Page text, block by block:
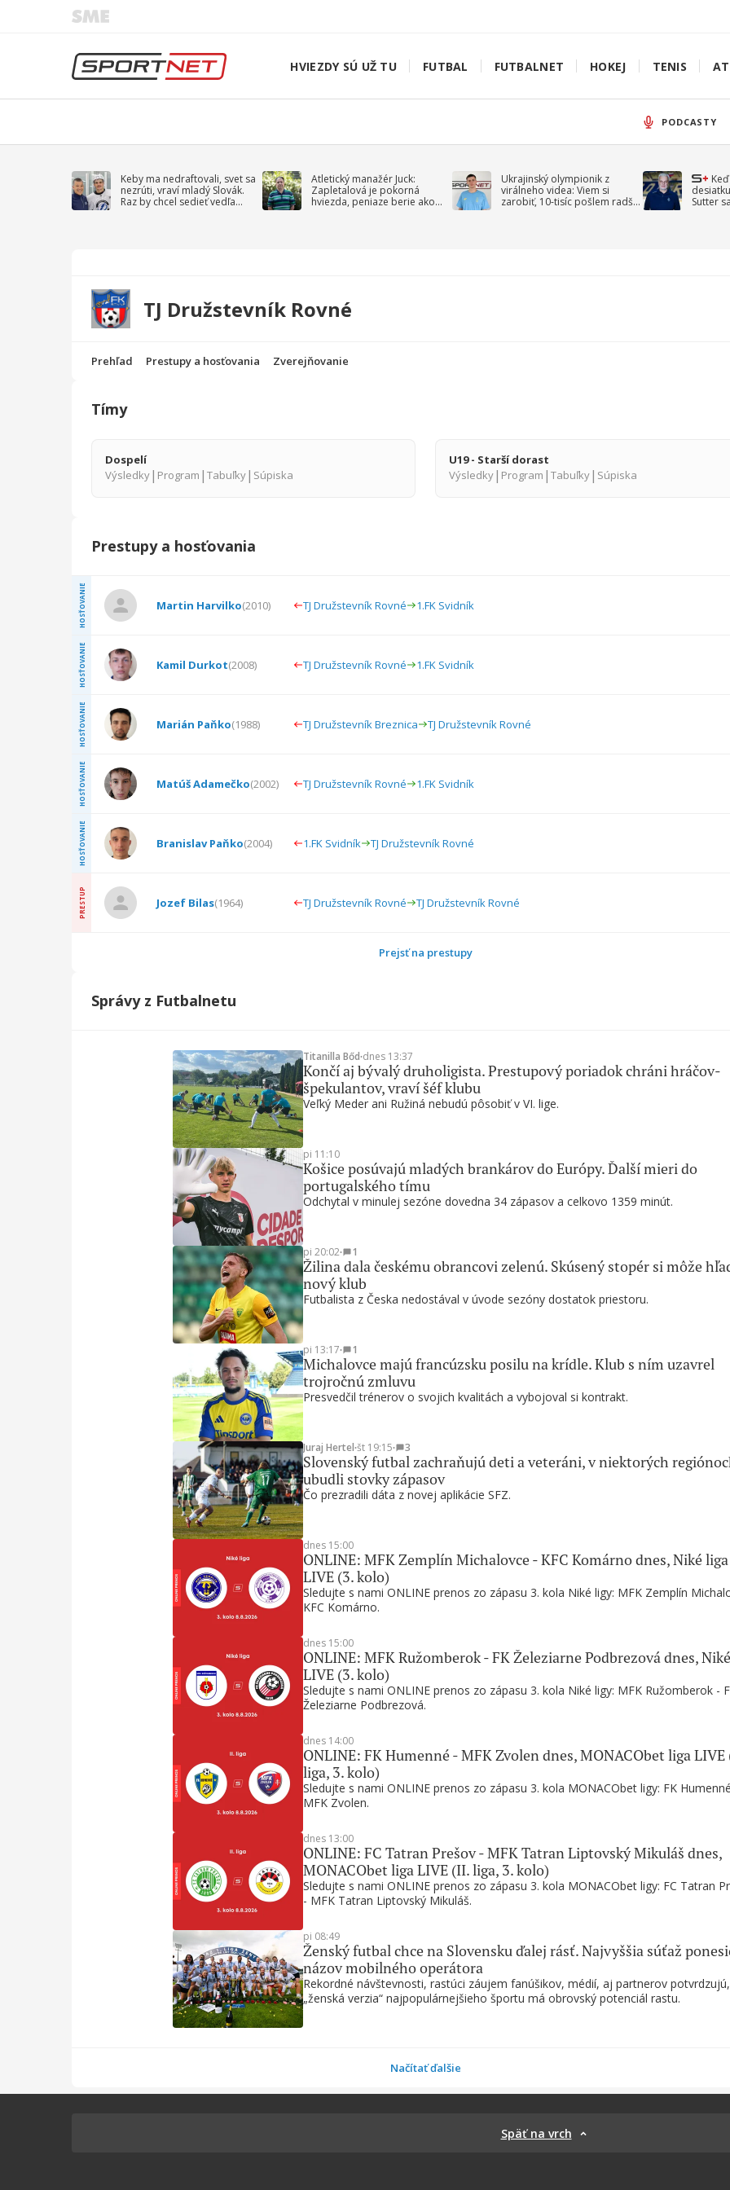
HVIEZDY SÚ UŽ TU FUTBAL FUTBALNET HOKEJ TENIS
PODCASTY
Keby ma nedraftovali, svet sa
nezrúti, vraví mladý Slovák.
Raz by chcel sedieť vedľa
Atletický manažér Juck:
Zapletalová je pokorná
hviezda, peniaze berie ako
Ukrajinský olympionik z
virálneho videa: Viem si
zarobiť, 10-tisíc pošlem radšej
Sutter
TJ Družstevník Rovné
Prehľad Prestupy a hosťovania Zverejňovanie
Tímy
Dospelí
Výsledky| Program | Tabuľky| Súpiska
U19 - Starší dorast
Výsledky| Program | Tabuľky| Súpiska
Prestupy a hosťovania
HOSŤOVANIE Martin Harvilko(2010) TJ Družstevník Rovné 1.FK Svidník
HOSŤOVANIE Kamil Durkot(2008) TJ Družstevník Rovné 1.FK Svidník
HOSŤOVANIE Marián Paňko(1988) TJ Družstevník Breznica TJ Družstevník Rovné
HOSŤOVANIE Matúš Adamečko(2002) TJ Družstevník Rovné 1.FK Svidník
HOSŤOVANIE Branislav Paňko(2004) 1.FK Svidník TJ Družstevník Rovné
PRESTUP Jozef Bilas(1964) TJ Družstevník Rovné TJ Družstevník Rovné
Prejsť na prestupy
Správy z Futbalnetu
Veľký Meder ani Ružiná nebudú pôsobiť v VI. lige.
Končí aj bývalý druholigista. Prestupový poriadok chráni hráčov-
špekulantov, vraví šéf klubu
Titanilla Bőd∙dnes 13:37
Odchytal v minulej sezóne dovedna 34 zápasov a celkovo 1359 minút.
Košice posúvajú mladých brankárov do Európy. Ďalší mieri do
portugalského tímu
pi 11:10
Futbalista z Česka nedostával v úvode sezóny dostatok priestoru.
Žilina dala českému obrancovi zelenú. Skúsený stopér si môže
nový klub
pi 20:02∙ 1
Presvedčil trénerov o svojich kvalitách a vybojoval si kontrakt.
Michalovce majú francúzsku posilu na krídle. Klub s ním uzavrel
trojročnú zmluvu
pi 13:17∙ 1
Čo prezradili dáta z novej aplikácie SFZ.
Slovenský futbal zachraňujú deti a veteráni, v niektorých
ubudli stovky zápasov
Juraj Hertel∙št 19:15∙ 3
Sledujte s nami ONLINE prenos zo zápasu 3. kola Niké ligy: MFK Zemplín
KFC Komárno.
ONLINE: MFK Zemplín Michalovce - KFC Komárno dnes, Niké liga
LIVE (3. kolo)
dnes 15:00
Sledujte s nami ONLINE prenos zo zápasu 3. kola Niké ligy: MFK Ružomberok -
Železiarne Podbrezová.
ONLINE: MFK Ružomberok - FK Železiarne Podbrezová dnes,
LIVE (3. kolo)
dnes 15:00
Sledujte s nami ONLINE prenos zo zápasu 3. kola MONACObet ligy: FK
MFK Zvolen.
ONLINE: FK Humenné - MFK Zvolen dnes, MONACObet liga LIVE
liga, 3. kolo)
dnes 14:00
Sledujte s nami ONLINE prenos zo zápasu 3. kola MONACObet ligy: FC Tatran
- MFK Tatran Liptovský Mikuláš.
ONLINE: FC Tatran Prešov - MFK Tatran Liptovský Mikuláš dnes,
MONACObet liga LIVE (II. liga, 3. kolo)
dnes 13:00
Rekordné návštevnosti, rastúci záujem fanúšikov, médií, aj partnerov
„ženská verzia“ najpopulárnejšieho športu má obrovský potenciál rastu.
Ženský futbal chce na Slovensku ďalej rásť. Najvyššia súťaž
názov mobilného operátora
pi 08:49
Načítať ďalšie
Späť na vrch